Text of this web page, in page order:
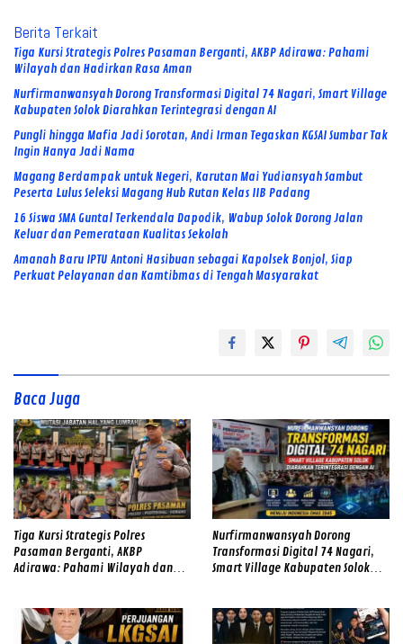
Berita Terkait
Tiga Kursi Strategis Polres Pasaman Berganti, AKBP Adirawa: Pahami
Wilayah dan Hadirkan Rasa Aman
Nurfirmanwansyah Dorong Transformasi Digital 74 Nagari, Smart Village
Kabupaten Solok Diarahkan Terintegrasi dengan AI
Pungli hingga Mafia Jadi Sorotan, Andi Irman Tegaskan KGSAI Sumbar Tak
Ingin Hanya Jadi Nama
Magang Berdampak untuk Negeri, Karutan Mai Yudiansyah Sambut
Peserta Lulus Seleksi Magang Hub Rutan Kelas IIB Padang
16 Siswa SMA Guntal Terkendala Dapodik, Wabup Solok Dorong Jalan
Keluar dan Pemerataan Kualitas Sekolah
Amanah Baru IPTU Antoni Hasibuan sebagai Kapolsek Bonjol, Siap
Perkuat Pelayanan dan Kamtibmas di Tengah Masyarakat
Baca Juga
Tiga Kursi Strategis Polres
Pasaman Berganti, AKBP
Adirawa: Pahami Wilayah dan
Nurfirmanwansyah Dorong
Transformasi Digital 74 Nagari,
Smart Village Kabupaten Solok